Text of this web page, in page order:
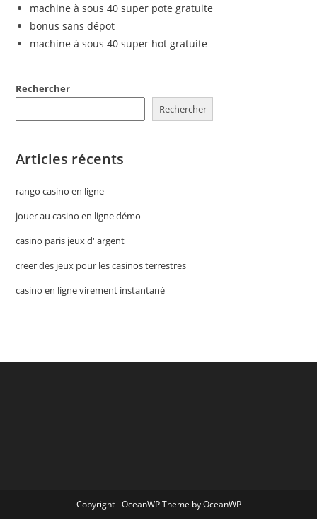
machine à sous 40 super pote gratuite
bonus sans dépot
machine à sous 40 super hot gratuite
Rechercher
Rechercher
Articles récents
rango casino en ligne
jouer au casino en ligne démo
casino paris jeux d' argent
creer des jeux pour les casinos terrestres
casino en ligne virement instantané
Copyright - OceanWP Theme by OceanWP